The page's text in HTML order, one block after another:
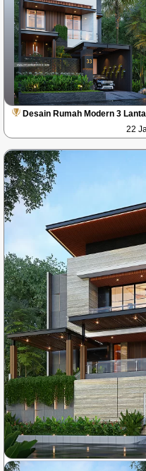
Desain Rumah Modern 3
22